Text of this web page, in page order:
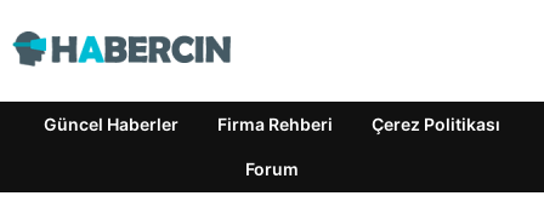
Güncel Haberler Firma Rehberi Çerez Politikası
Forum